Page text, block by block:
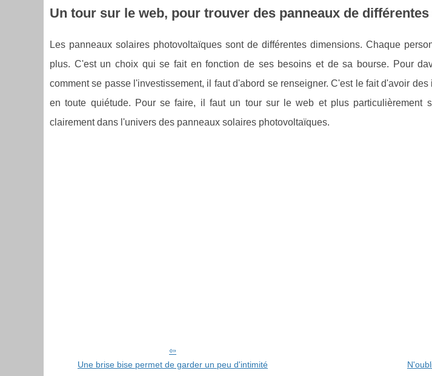
Un tour sur le web, pour trouver des panneaux de
Les panneaux solaires photovoltaïques sont de différentes dimensions. Chaque
plus. C'est un choix qui se fait en fonction de ses besoins et de sa bourse. Pour
comment se passe l'investissement, il faut d'abord se renseigner. C'est le fait d'avoir
en toute quiétude. Pour se faire, il faut un tour sur le web et plus particulièrement
clairement dans l'univers des panneaux solaires photovoltaïques.
Une brise bise permet de garder un peu d'intimité